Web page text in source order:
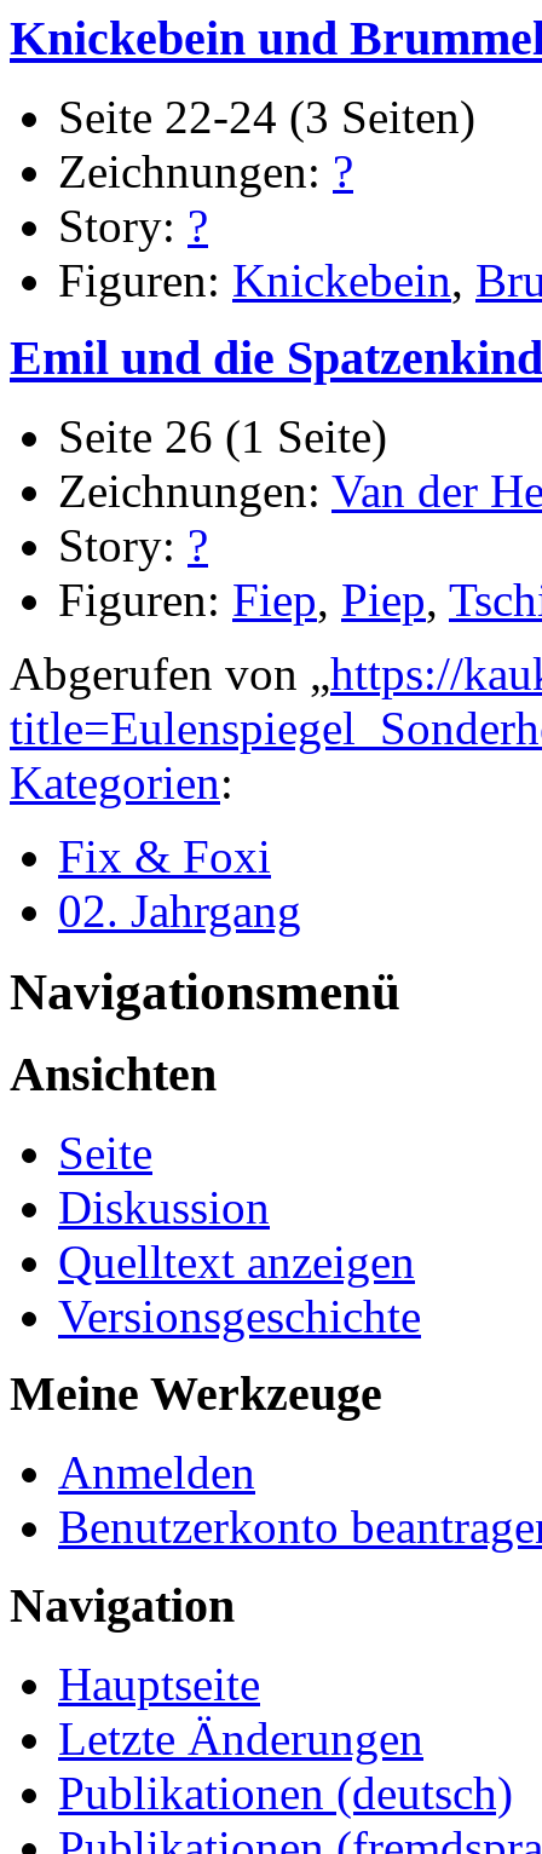
Knickebein und
Seite 22-24 (3 Seiten)
Zeichnungen: ?
Story: ?
Figuren: Knickebein,
Emil und die
Seite 26 (1 Seite)
Zeichnungen: Van der
Story: ?
Figuren: Fiep, Piep,
Abgerufen von „https://
Kategorien:
Fix & Foxi
02. Jahrgang
Navigationsmenü
Ansichten
Seite
Diskussion
Quelltext anzeigen
Versionsgeschichte
Meine Werkzeuge
Anmelden
Benutzerkonto
Navigation
Hauptseite
Letzte Änderungen
Publikationen (deutsch)